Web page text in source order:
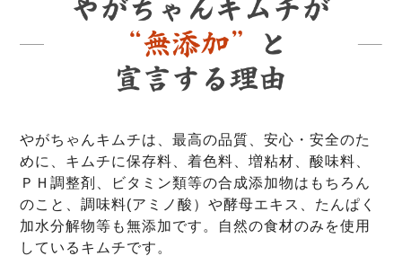
やがちゃんキムチは、最高の品質、安心・安全のた
めに、キムチに保存料、着色料、増粘材、酸味料、
ＰＨ調整剤、ビタミン類等の合成添加物はもちろん
のこと、調味料(アミノ酸）や酵母エキス、たんぱく
加水分解物等も無添加です。自然の食材のみを使用
しているキムチです。